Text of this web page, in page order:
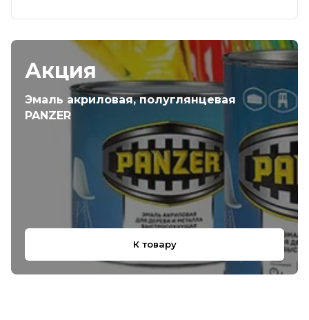
Акция
Эмаль акриловая, полуглянцевая
PANZER
К товару